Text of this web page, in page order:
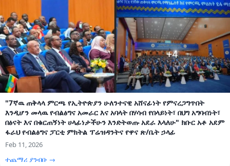
"7ኛዉ ጠቅላላ ምርጫ የኢትዮጵያን ሁለንተናዊ አሸናፊነት የምናረጋግጥበት
እንዲሆን መላዉ የብልፅግና አመራር እና አባላት በሃሳብ የበላይነት፣ በህግ አግባብነት፣
በፅናት እና በቁርጠኝነት ሀላፊነታችሁን እንድትወጡ አደራ እላለሁ" ክቡር አቶ አደም
ፋራህ የብልፅግና ፓርቲ ምክትል ፕሬዝዳንትና የዋና ጽ/ቤት ኃላፊ
Feb 11, 2026
ተጨማሪ ያንብቡ →